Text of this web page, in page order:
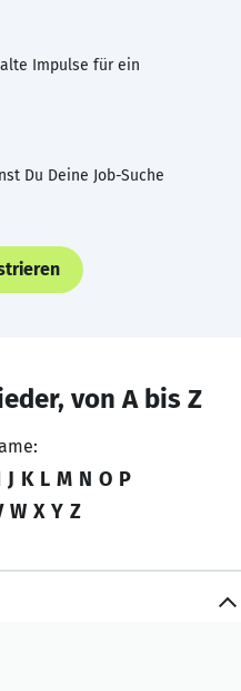
Impulse für ein
Du Deine Job-Suche
von A bis Z
J K L M N O P
W X Y Z